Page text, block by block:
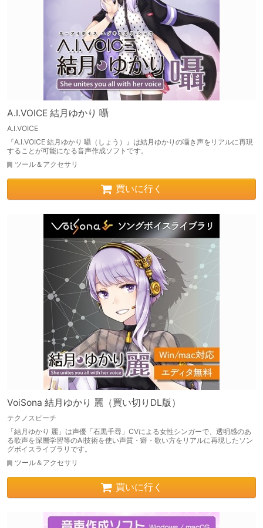
A.I.VOICE 結月ゆかり 囁
A.I.VOICE
『A.I.VOICE 結月ゆかり 囁（しょう）』は結月ゆかりの囁き声をリアルに再現
することが可能になる音声作成ソフトです。
ツール＆アクセサリ
買いに行く
VoiSona 結月ゆかり 麗（買い切りDL版）
テクノスピーチ
「結月ゆかり 麗」は声優「石黒千尋」CVによる女性シンガーで、透明感のあ
る歌声を深層学習等のAI技術を使い声質・癖・歌い方をリアルに再現したソン
グボイスライブラリです。
ツール＆アクセサリ
買いに行く